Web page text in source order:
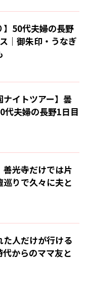
】50代夫婦の長野
｜御朱印・うなぎ
ナイトツアー】曇
代夫婦の長野1日目
善光寺だけでは片
りで久々に夫と
た人だけが行ける
からのママ友と